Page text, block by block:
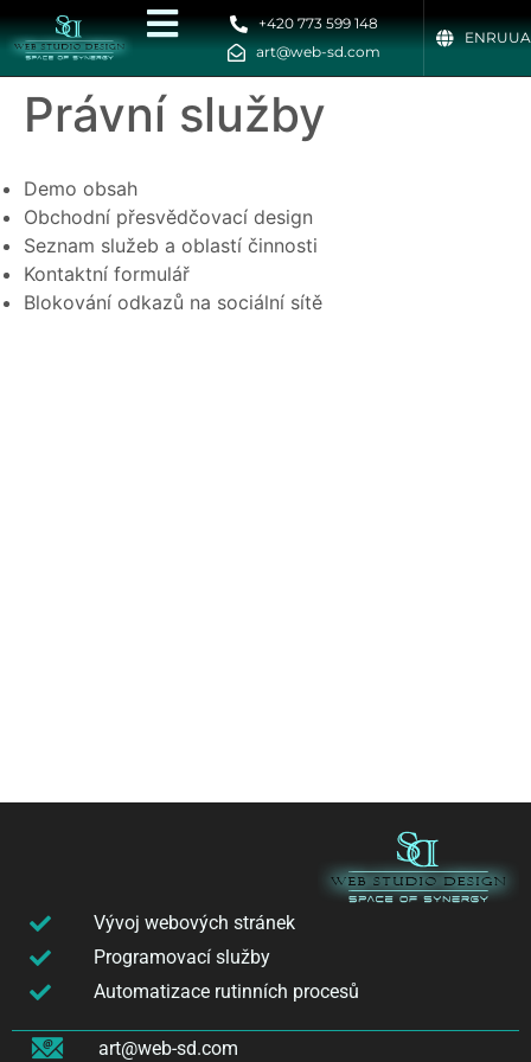
+420 773 599 148
art@web-sd.com
ENRUUA
Právní služby
Demo obsah
Obchodní přesvědčovací design
Seznam služeb a oblastí činnosti
Kontaktní formulář
Blokování odkazů na sociální sítě
Vývoj webových stránek
Programovací služby
Automatizace rutinních procesů
art@web-sd.com